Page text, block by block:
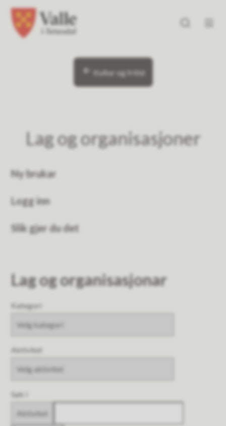
Valle kommune
Kultur og fritid
Lag og organisasjoner
Ny brukar
Logg inn
Slik gjer du det
Lag og organisasjonar
Kategori
Aktivitet
Søk i